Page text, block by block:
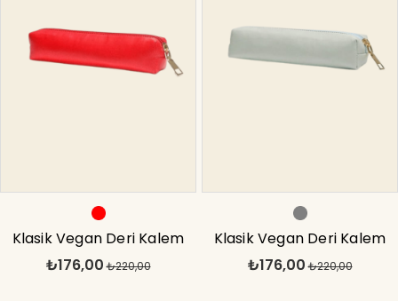
Klasik Vegan Deri Kalem
Kutu Kırmızı
₺176,00 ₺220,00
Klasik Vegan Deri Kalem
Kutu Açık Gri
₺176,00 ₺220,00